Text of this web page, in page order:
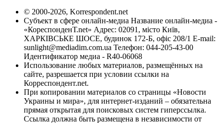
© 2000-2026, Korrespondent.net
Субъект в сфере онлайн-медиа Название онлайн-медиа -
«КореспонденТ.net» Адрес: 02091, місто Київ,
ХАРКІВСЬКЕ ШОСЕ, будинок 172-Б, офіс 208/1 E-mail:
sunlight@mediadim.com.ua Телефон: 044-205-43-00
Идентификатор медиа - R40-06068
Использование любых материалов, размещённых на
сайте, разрешается при условии ссылки на
Корреспондент.net.
При копировании материалов со страницы «Новости
Украины и мира», для интернет-изданий – обязательна
прямая открытая для поисковых систем гиперссылка.
Ссылка должна быть размещена в независимости от